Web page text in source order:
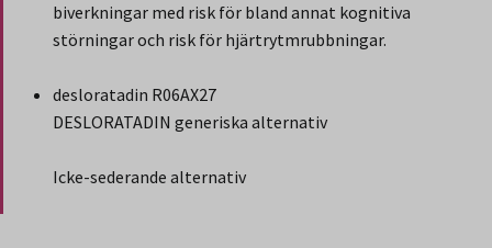
biverkningar med risk för bland annat kognitiva
störningar och risk för hjärtrytmrubbningar.
desloratadin R06AX27
DESLORATADIN generiska alternativ
Icke-sederande alternativ